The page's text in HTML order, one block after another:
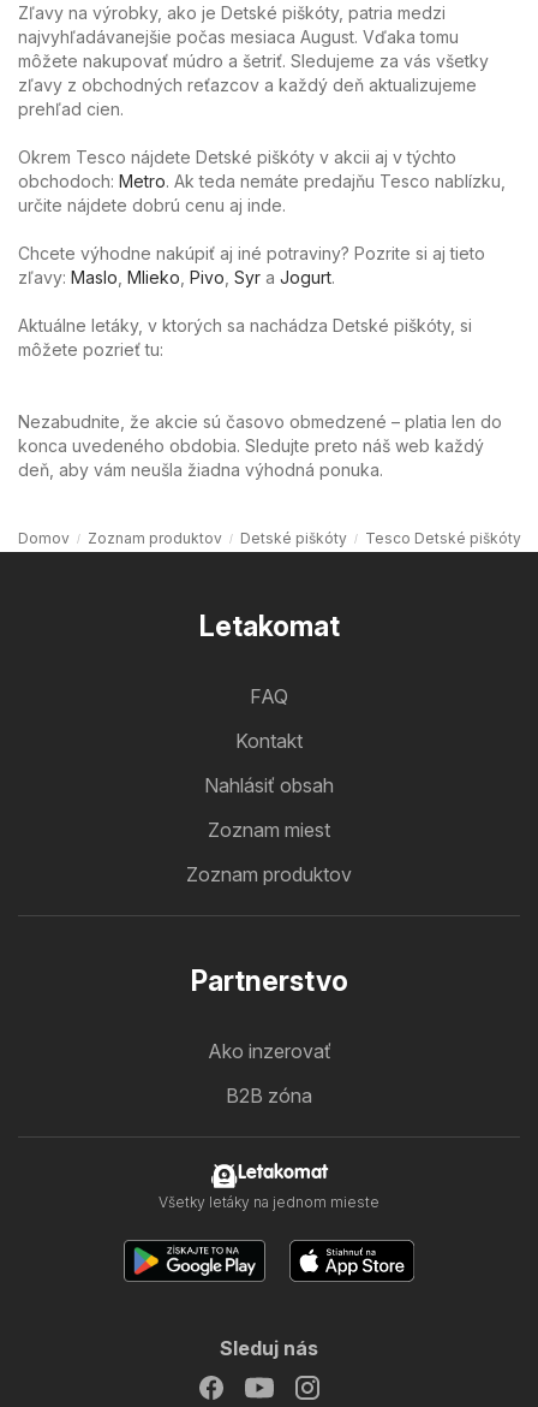
Zľavy na výrobky, ako je Detské piškóty, patria medzi
najvyhľadávanejšie počas mesiaca August. Vďaka tomu
môžete nakupovať múdro a šetriť. Sledujeme za vás všetky
zľavy z obchodných reťazcov a každý deň aktualizujeme
prehľad cien.
Okrem Tesco nájdete Detské piškóty v akcii aj v týchto
obchodoch: Metro. Ak teda nemáte predajňu Tesco nablízku,
určite nájdete dobrú cenu aj inde.
Chcete výhodne nakúpiť aj iné potraviny? Pozrite si aj tieto
zľavy: Maslo Mlieko Pivo Syr a Jogurt.
Aktuálne letáky, v ktorých sa nachádza Detské piškóty, si
môžete pozrieť tu:
Nezabudnite, že akcie sú časovo obmedzené – platia len do
konca uvedeného obdobia. Sledujte preto náš web každý
deň, aby vám neušla žiadna výhodná ponuka.
Domov Zoznam produktov Detské piškóty Tesco Detské piškóty
Letakomat
FAQ
Kontakt
Nahlásiť obsah
Zoznam miest
Zoznam produktov
Partnerstvo
Ako inzerovať
B2B zóna
Letakomat
Všetky letáky na jednom mieste
Sleduj nás